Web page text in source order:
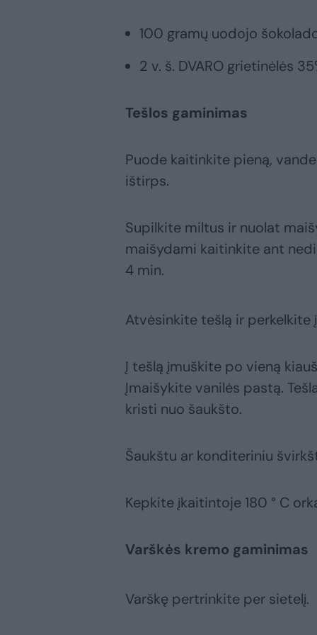
100 gramų uodojo
2 v. š. DVARO grietinėlės
Tešlos gaminimas
Puode kaitinkite pieną,
ištirps.
Supilkite miltus ir nuolat
maišydami kaitinkite ant
4 min.
Atvėsinkite tešlą ir perkelkite
Į tešlą įmuškite po vieną
Įmaišykite vanilės pastą.
kristi nuo šaukšto.
Šaukštu ar konditeriniu
Kepkite įkaitintoje 180 ° C
Varškės kremo gaminimas
Varškę pertrinkite per sietelį.